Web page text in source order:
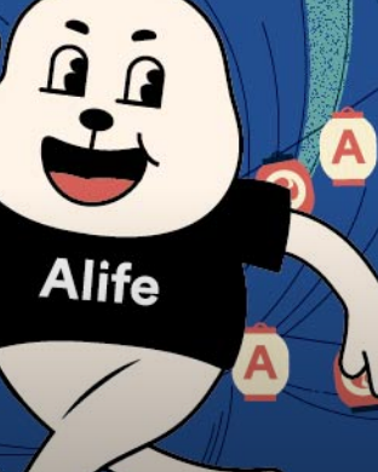
we’re committed to
防疫，打造安心的理想生
的物以來，持續關注季節性流感防治情況。
夥伴的健康安全一直是 Alife 籌備工作的重中
遵守衛生署衛生福利部及相關部門的指示。
、 Alife FL 與 Alife WCH 內實施防疫及衛生
大家共同提供安心的環境。
的理想生活